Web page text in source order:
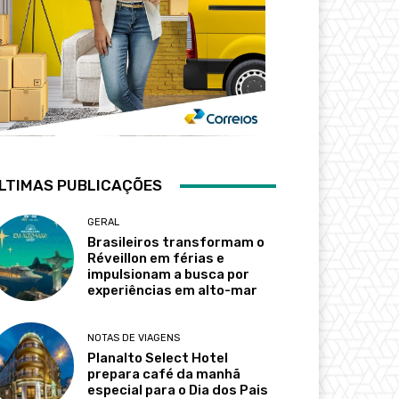
PUBLICAÇÕES
GERAL
Brasileiros transformam o
Réveillon em férias e
impulsionam a busca por
experiências em alto-mar
NOTAS DE VIAGENS
Planalto Select Hotel
prepara café da manhã
especial para o Dia dos Pais